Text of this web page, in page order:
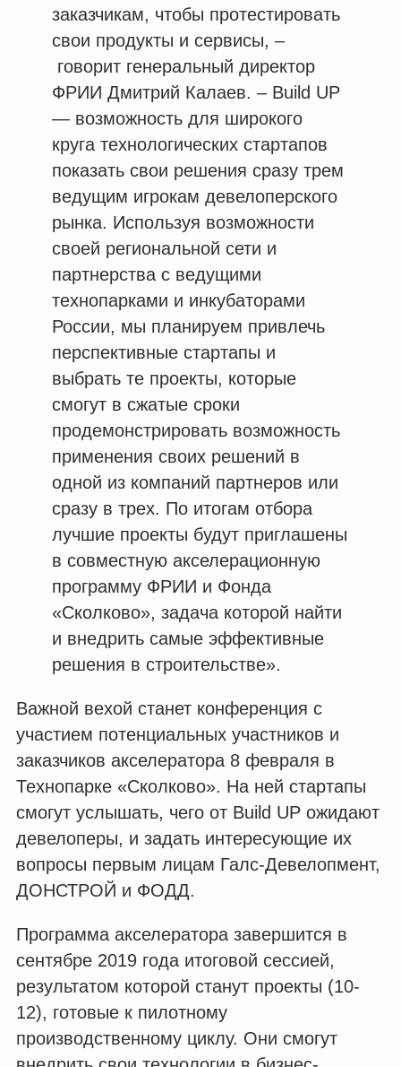
заказчикам, чтобы протестировать
свои продукты и сервисы, –
говорит генеральный директор
ФРИИ Дмитрий Калаев. – Build UP
— возможность для широкого
круга технологических стартапов
показать свои решения сразу трем
ведущим игрокам девелоперского
рынка. Используя возможности
своей региональной сети и
партнерства с ведущими
технопарками и инкубаторами
России, мы планируем привлечь
перспективные стартапы и
выбрать те проекты, которые
смогут в сжатые сроки
продемонстрировать возможность
применения своих решений в
одной из компаний партнеров или
сразу в трех. По итогам отбора
лучшие проекты будут приглашены
в совместную акселерационную
программу ФРИИ и Фонда
«Сколково», задача которой найти
и внедрить самые эффективные
решения в строительстве».
Важной вехой станет конференция с
участием потенциальных участников и
заказчиков акселератора 8 февраля в
Технопарке «Сколково». На ней стартапы
смогут услышать, чего от Build UP ожидают
девелоперы, и задать интересующие их
вопросы первым лицам Галс-Девелопмент,
ДОНСТРОЙ и ФОДД.
Программа акселератора завершится в
сентябре 2019 года итоговой сессией,
результатом которой станут проекты (10-
12), готовые к пилотному
производственному циклу. Они смогут